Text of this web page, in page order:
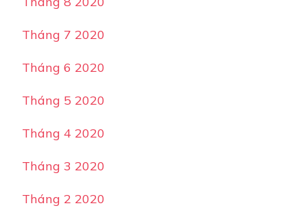
Tháng 7 2020
Tháng 6 2020
Tháng 5 2020
Tháng 4 2020
Tháng 3 2020
Tháng 2 2020